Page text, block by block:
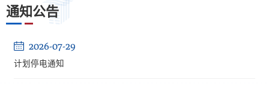
通知公告
2026-07-29
计划停电通知